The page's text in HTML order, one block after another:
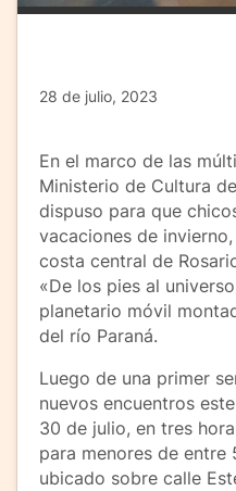
28 de julio, 2023
En el marco de las
Ministerio de Cultura
dispuso para que
vacaciones de
costa central de
«De los pies al
planetario móvil
del río Paraná.
Luego de una primer
nuevos encuentros
30 de julio, en tres
para menores de entre
ubicado sobre calle